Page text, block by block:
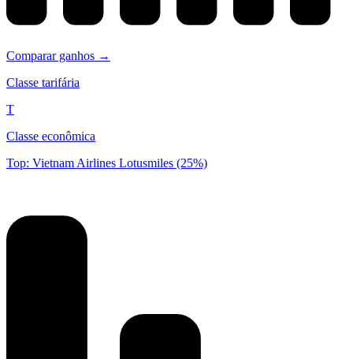
Comparar ganhos →
Classe tarifária
T
Classe econômica
Top: Vietnam Airlines Lotusmiles (25%)